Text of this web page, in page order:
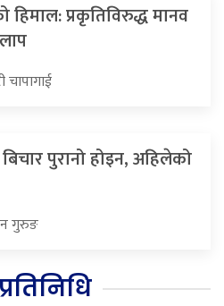
हिमाल: प्रकृतिविरुद्ध मानव
चापागाई
पुरानो होइन, अहिलेको
गुरुङ